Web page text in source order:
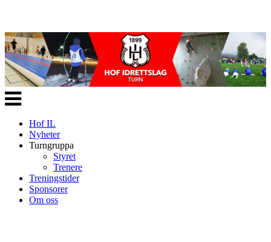
Veksle
navigasjon
Hof IL
Nyheter
Turngruppa
Styret
Trenere
Treningstider
Sponsorer
Om oss